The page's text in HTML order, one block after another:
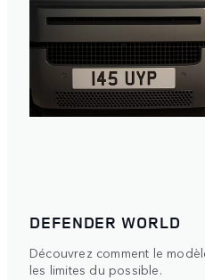
DEFENDER WORLD
Découvrez comment le
les limites du possible.